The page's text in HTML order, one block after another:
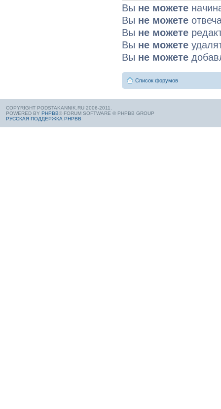
Вы не можете
Вы не можете
Вы не можете
Вы не можете
Вы не можете
Список форумов
COPYRIGHT PODSTAKANNIK.RU 2006-2011.
POWERED BY PHPBB® FORUM SOFTWARE © PHPBB GROUP
РУССКАЯ ПОДДЕРЖКА PHPBB